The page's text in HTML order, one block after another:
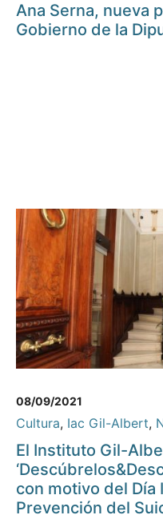
Ana Serna, nueva
Gobierno de la
08/09/2021
Cultura, Iac Gil-Albert,
El Instituto Gil-
con motivo del Día
Prevención del